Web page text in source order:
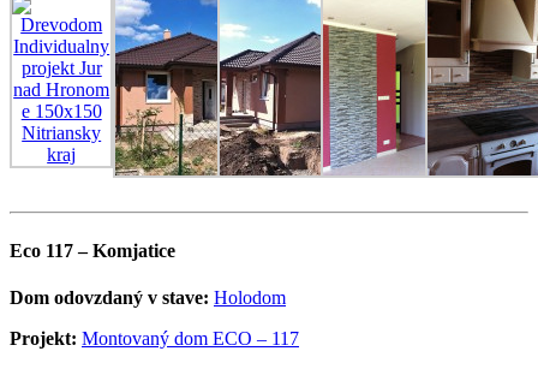
Eco 117 – Komjatice
Dom odovzdaný v stave: Holodom
Projekt: Montovaný dom ECO – 117